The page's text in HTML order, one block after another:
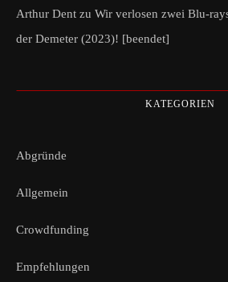
Arthur Dent zu Wir verlosen zwei Blu-
der Demeter (2023)! [beendet]
KATEGORIEN
Abgründe
Allgemein
Crowdfunding
Empfehlungen